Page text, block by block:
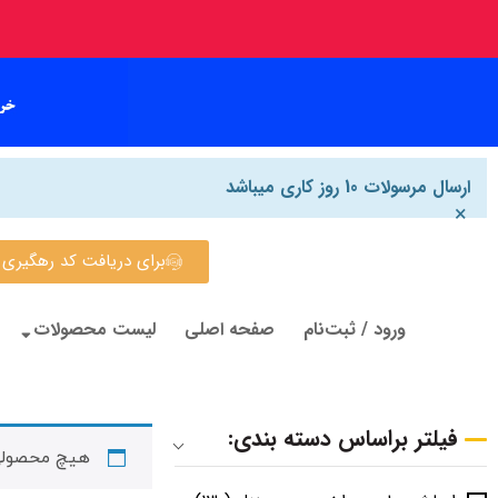
ارسال مرسولات 10 روز کاری میباشد
×
برای دریافت کد رهگیری روی
ورود / ثبت‌نام صفحه اصلی لیست محصولات
فیلتر براساس دسته بندی:
هیچ